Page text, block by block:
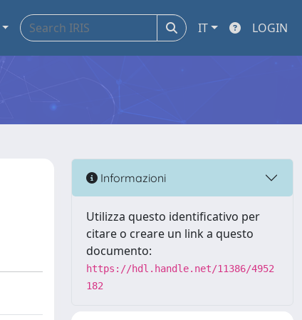
IT LOGIN
Informazioni
Utilizza questo identificativo per
citare o creare un link a questo
documento:
https://hdl.handle.net/11386/4952
182